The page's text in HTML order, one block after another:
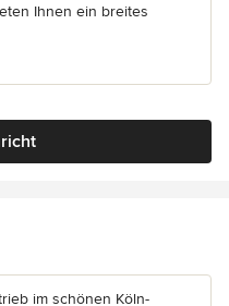
Ihnen ein breites
im schönen Köln-